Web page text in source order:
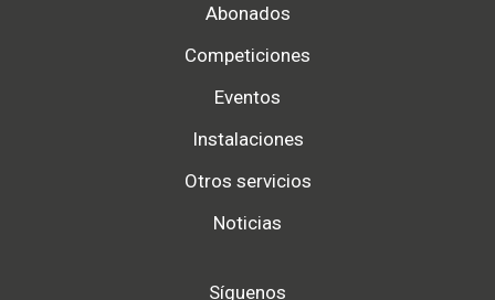
Abonados
Competiciones
Eventos
Instalaciones
Otros servicios
Noticias
Síguenos